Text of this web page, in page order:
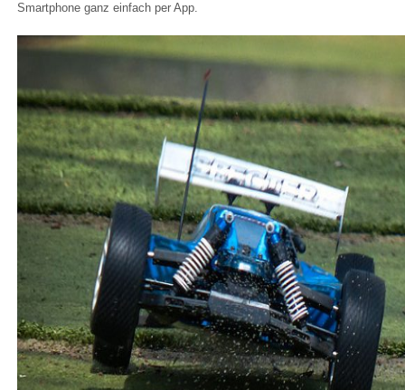
Smartphone ganz einfach per App.